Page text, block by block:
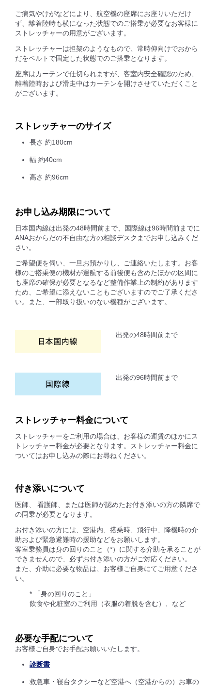
ご病気やけがなどにより、航空機の座席にお座りいただけ
ず、離着陸時も横になった状態でのご搭乗が必要なお客様に
ストレッチャーの用意がございます。
ストレッチャーは担架のようなもので、常時仰向けでおから
だをベルトで固定した状態でのご搭乗となります。
座席はカーテンで仕切られますが、客室内安全確認のため、
離着陸時および滑走中はカーテンを開けさせていただくこと
がございます。
ストレッチャーのサイズ
長さ 約180cm
幅 約40cm
高さ 約96cm
お申し込み期限について
日本国内線は出発の48時間前まで、国際線は96時間前までに
ANAおからだの不自由な方の相談デスクまでお申し込みくだ
さい。
ご希望便を伺い、一旦お預かりし、ご連絡いたします。お客
様のご搭乗便の機材が運航する前後便も含めたほかの区間に
も座席の確保が必要となるなど整備作業上の制約があります
ため、ご希望に添えないこともございますのでご了承くださ
い。また、一部取り扱いのない機種がございます。
出発の48時間前まで
出発の96時間前まで
ストレッチャー料金について
ストレッチャーをご利用の場合は、お客様の運賃のほかにス
トレッチャー料金が必要となります。ストレッチャー料金に
ついてはお申し込みの際にお尋ねください。
付き添いについて
医師、 看護師、または医師が認めたお付き添いの方の隣席で
の同乗が必要となります。
お付き添いの方には、空港内、搭乗時、飛行中、降機時の介
助および緊急避難時の援助などをお願いします。
客室乗務員は身の回りのこと（*）に関する介助を承ることが
できませんので、必ずお付き添いの方がご対応ください。
また、介助に必要な物品は、お客様ご自身にてご用意くださ
い。
* 「身の回りのこと」
飲食や化粧室のご利用（衣服の着脱を含む）、など
必要な手配について
お客様ご自身でお手配お願いいたします。
診断書
救急車・寝台タクシーなど空港へ（空港からの）お車の